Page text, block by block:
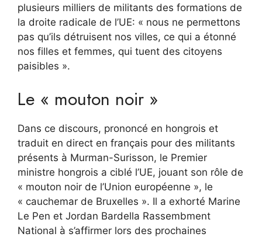
plusieurs milliers de militants des formations de
la droite radicale de l’UE: « nous ne permettons
pas qu’ils détruisent nos villes, ce qui a étonné
nos filles et femmes, qui tuent des citoyens
paisibles ».
Le « mouton noir »
Dans ce discours, prononcé en hongrois et
traduit en direct en français pour des militants
présents à Murman-Surisson, le Premier
ministre hongrois a ciblé l’UE, jouant son rôle de
« mouton noir de l’Union européenne », le
« cauchemar de Bruxelles ». Il a exhorté Marine
Le Pen et Jordan Bardella Rassembment
National à s’affirmer lors des prochaines